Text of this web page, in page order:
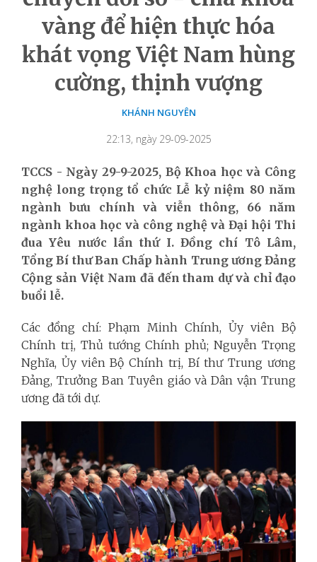
vàng để hiện thực hóa
khát vọng Việt Nam hùng
cường, thịnh vượng
KHÁNH NGUYÊN
22:13, ngày 29-09-2025
TCCS - Ngày 29-9-2025, Bộ Khoa học và Công
nghệ long trọng tổ chức Lễ kỷ niệm 80 năm
ngành bưu chính và viễn thông, 66 năm
ngành khoa học và công nghệ và Đại hội Thi
đua Yêu nước lần thứ I. Đồng chí Tô Lâm,
Tổng Bí thư Ban Chấp hành Trung ương Đảng
Cộng sản Việt Nam đã đến tham dự và chỉ đạo
buổi lễ.
Các đồng chí: Phạm Minh Chính, Ủy viên Bộ
Chính trị, Thủ tướng Chính phủ; Nguyễn Trọng
Nghĩa, Ủy viên Bộ Chính trị, Bí thư Trung ương
Đảng, Trưởng Ban Tuyên giáo và Dân vận Trung
ương đã tới dự.